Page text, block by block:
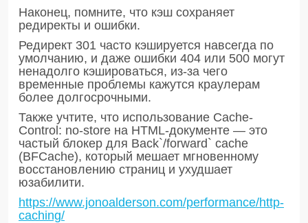
Наконец, помните, что кэш сохраняет
редиректы и ошибки.
Редирект 301 часто кэшируется навсегда по
умолчанию, и даже ошибки 404 или 500 могут
ненадолго кэшироваться, из-за чего
временные проблемы кажутся краулерам
более долгосрочными.
Также учтите, что использование Cache-
Control: no-store на HTML-документе — это
частый блокер для Back`/forward` cache
(BFCache), который мешает мгновенному
восстановлению страниц и ухудшает
юзабилити.
https://www.jonoalderson.com/performance/http-
caching/